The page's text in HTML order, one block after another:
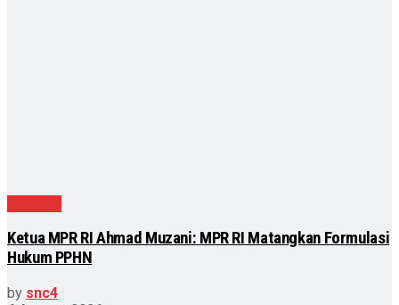
Ketua MPR RI Ahmad Muzani: MPR RI Matangkan Formulasi
Hukum PPHN
by snc4